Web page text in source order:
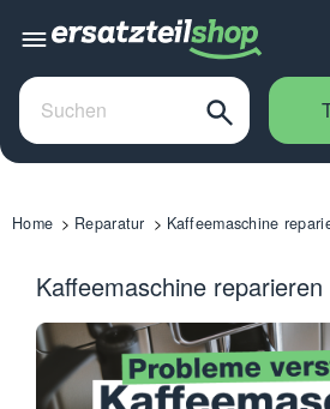
Home Reparatur Kaffeemaschine
Kaffeemaschine reparieren